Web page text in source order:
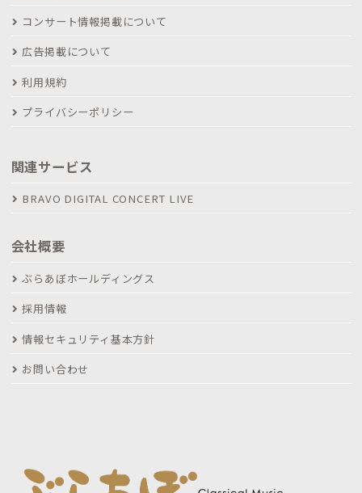
コンサート情報掲載について
広告掲載について
利用規約
プライバシーポリシー
関連サービス
BRAVO DIGITAL CONCERT LIVE
会社概要
ぶらあぼホールディングス
採用情報
情報セキュリティ基本方針
お問い合わせ